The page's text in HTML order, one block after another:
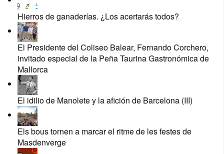
Hierros de ganaderías. ¿Los acertarás todos?
El Presidente del Coliseo Balear, Fernando Corchero,
invitado especial de la Peña Taurina Gastronómica de
Mallorca
El idilio de Manolete y la afición de Barcelona (III)
Els bous tornen a marcar el ritme de les festes de
Masdenverge